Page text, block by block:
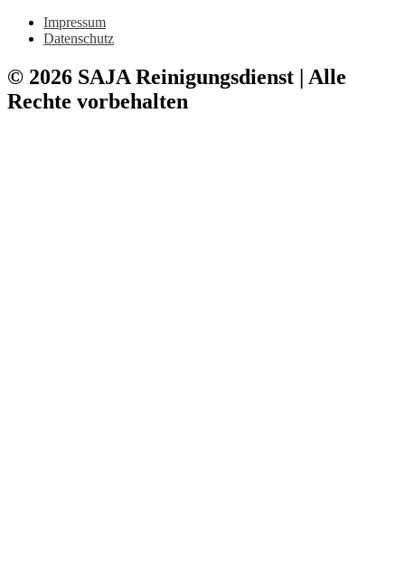
Impressum
Datenschutz
© 2026 SAJA Reinigungsdienst | Alle
Rechte vorbehalten